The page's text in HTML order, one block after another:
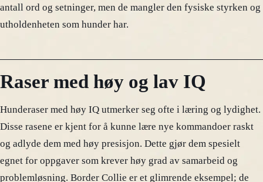
antall ord og setninger, men de mangler den fysiske styrken og
utholdenheten som hunder har.
Raser med høy og lav IQ
Hunderaser med høy IQ utmerker seg ofte i læring og lydighet.
Disse rasene er kjent for å kunne lære nye kommandoer raskt
og adlyde dem med høy presisjon. Dette gjør dem spesielt
egnet for oppgaver som krever høy grad av samarbeid og
problemløsning. Border Collie er et glimrende eksempel; de